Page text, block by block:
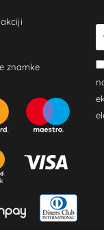
znamke